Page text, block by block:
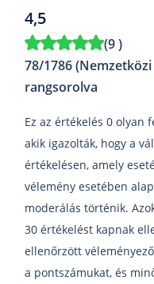
4,5
(9)
78/1786
rangsorolva
Ez az értékelés 0 olyan
akik igazolták, hogy a
értékelésen, amely
vélemény esetében
moderálás történik.
30 értékelést kapnak
ellenőrzött
a pontszámukat, és